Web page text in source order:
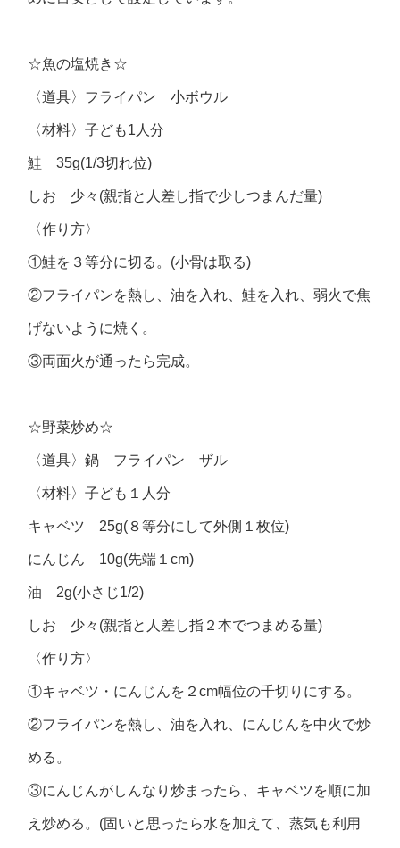
☆魚の塩焼き☆
〈道具〉フライパン 小ボウル
〈材料〉子ども1人分
鮭 35g(1/3切れ位)
しお 少々(親指と人差し指で少しつまんだ量)
〈作り方〉
①鮭を３等分に切る。(小骨は取る)
②フライパンを熱し、油を入れ、鮭を入れ、弱火で焦
げないように焼く。
③両面火が通ったら完成。
☆野菜炒め☆
〈道具〉鍋 フライパン ザル
〈材料〉子ども１人分
キャベツ 25g(８等分にして外側１枚位)
にんじん 10g(先端１cm)
油 2g(小さじ1/2)
しお 少々(親指と人差し指２本でつまめる量)
〈作り方〉
①キャベツ・にんじんを２cm幅位の千切りにする。
②フライパンを熱し、油を入れ、にんじんを中火で炒
める。
③にんじんがしんなり炒まったら、キャベツを順に加
え炒める。(固いと思ったら水を加えて、蒸気も利用